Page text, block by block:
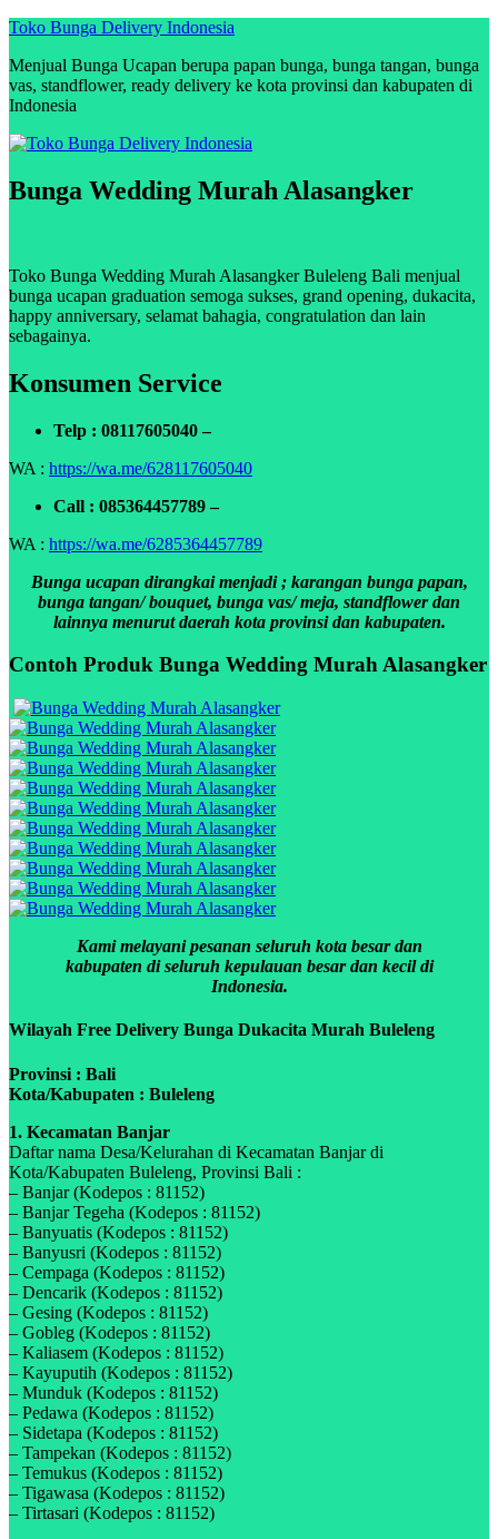
Skip
content
Toko Bunga Delivery Indonesia
Menjual Bunga Ucapan berupa papan bunga, bunga tangan, bunga
vas, standflower, ready delivery ke kota provinsi dan kabupaten di
Indonesia
Bunga Wedding Murah Alasangker
Toko Bunga Wedding Murah Alasangker Buleleng Bali menjual
bunga ucapan graduation semoga sukses, grand opening, dukacita,
happy anniversary, selamat bahagia, congratulation dan lain
sebagainya.
Konsumen Service
Telp : 08117605040 –
WA : https://wa.me/628117605040
Call : 085364457789 –
WA : https://wa.me/6285364457789
Bunga ucapan dirangkai menjadi ; karangan bunga papan,
bunga tangan/ bouquet, bunga vas/ meja, standflower dan
lainnya menurut daerah kota provinsi dan kabupaten.
Contoh Produk Bunga Wedding Murah Alasangker
Kami melayani pesanan seluruh kota besar dan
kabupaten di seluruh kepulauan besar dan kecil di
Indonesia.
Wilayah Free Delivery Bunga Dukacita Murah Buleleng
Provinsi : Bali
Kota/Kabupaten : Buleleng
1. Kecamatan Banjar
Daftar nama Desa/Kelurahan di Kecamatan Banjar di
Kota/Kabupaten Buleleng, Provinsi Bali :
– Banjar (Kodepos : 81152)
– Banjar Tegeha (Kodepos : 81152)
– Banyuatis (Kodepos : 81152)
– Banyusri (Kodepos : 81152)
– Cempaga (Kodepos : 81152)
– Dencarik (Kodepos : 81152)
– Gesing (Kodepos : 81152)
– Gobleg (Kodepos : 81152)
– Kaliasem (Kodepos : 81152)
– Kayuputih (Kodepos : 81152)
– Munduk (Kodepos : 81152)
– Pedawa (Kodepos : 81152)
– Sidetapa (Kodepos : 81152)
– Tampekan (Kodepos : 81152)
– Temukus (Kodepos : 81152)
– Tigawasa (Kodepos : 81152)
– Tirtasari (Kodepos : 81152)